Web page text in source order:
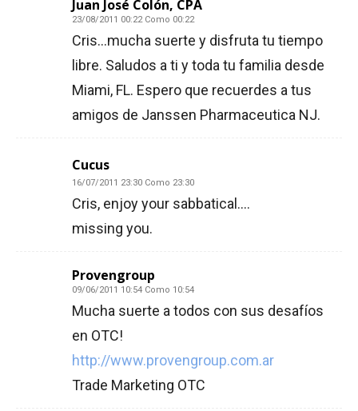
Juan José Colón, CPA
23/08/2011 00:22 Como 00:22
Cris…mucha suerte y disfruta tu tiempo
libre. Saludos a ti y toda tu familia desde
Miami, FL. Espero que recuerdes a tus
amigos de Janssen Pharmaceutica NJ.
Cucus
16/07/2011 23:30 Como 23:30
Cris, enjoy your sabbatical….
missing you.
Provengroup
09/06/2011 10:54 Como 10:54
Mucha suerte a todos con sus desafíos
en OTC!
http://www.provengroup.com.ar
Trade Marketing OTC